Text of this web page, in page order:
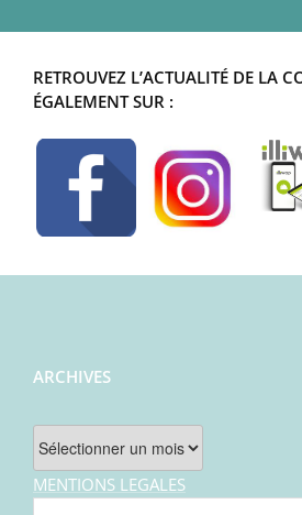
RETROUVEZ L’ACTUALITÉ DE LA
ÉGALEMENT SUR :
ARCHIVES
Archives
MENTIONS LEGALES